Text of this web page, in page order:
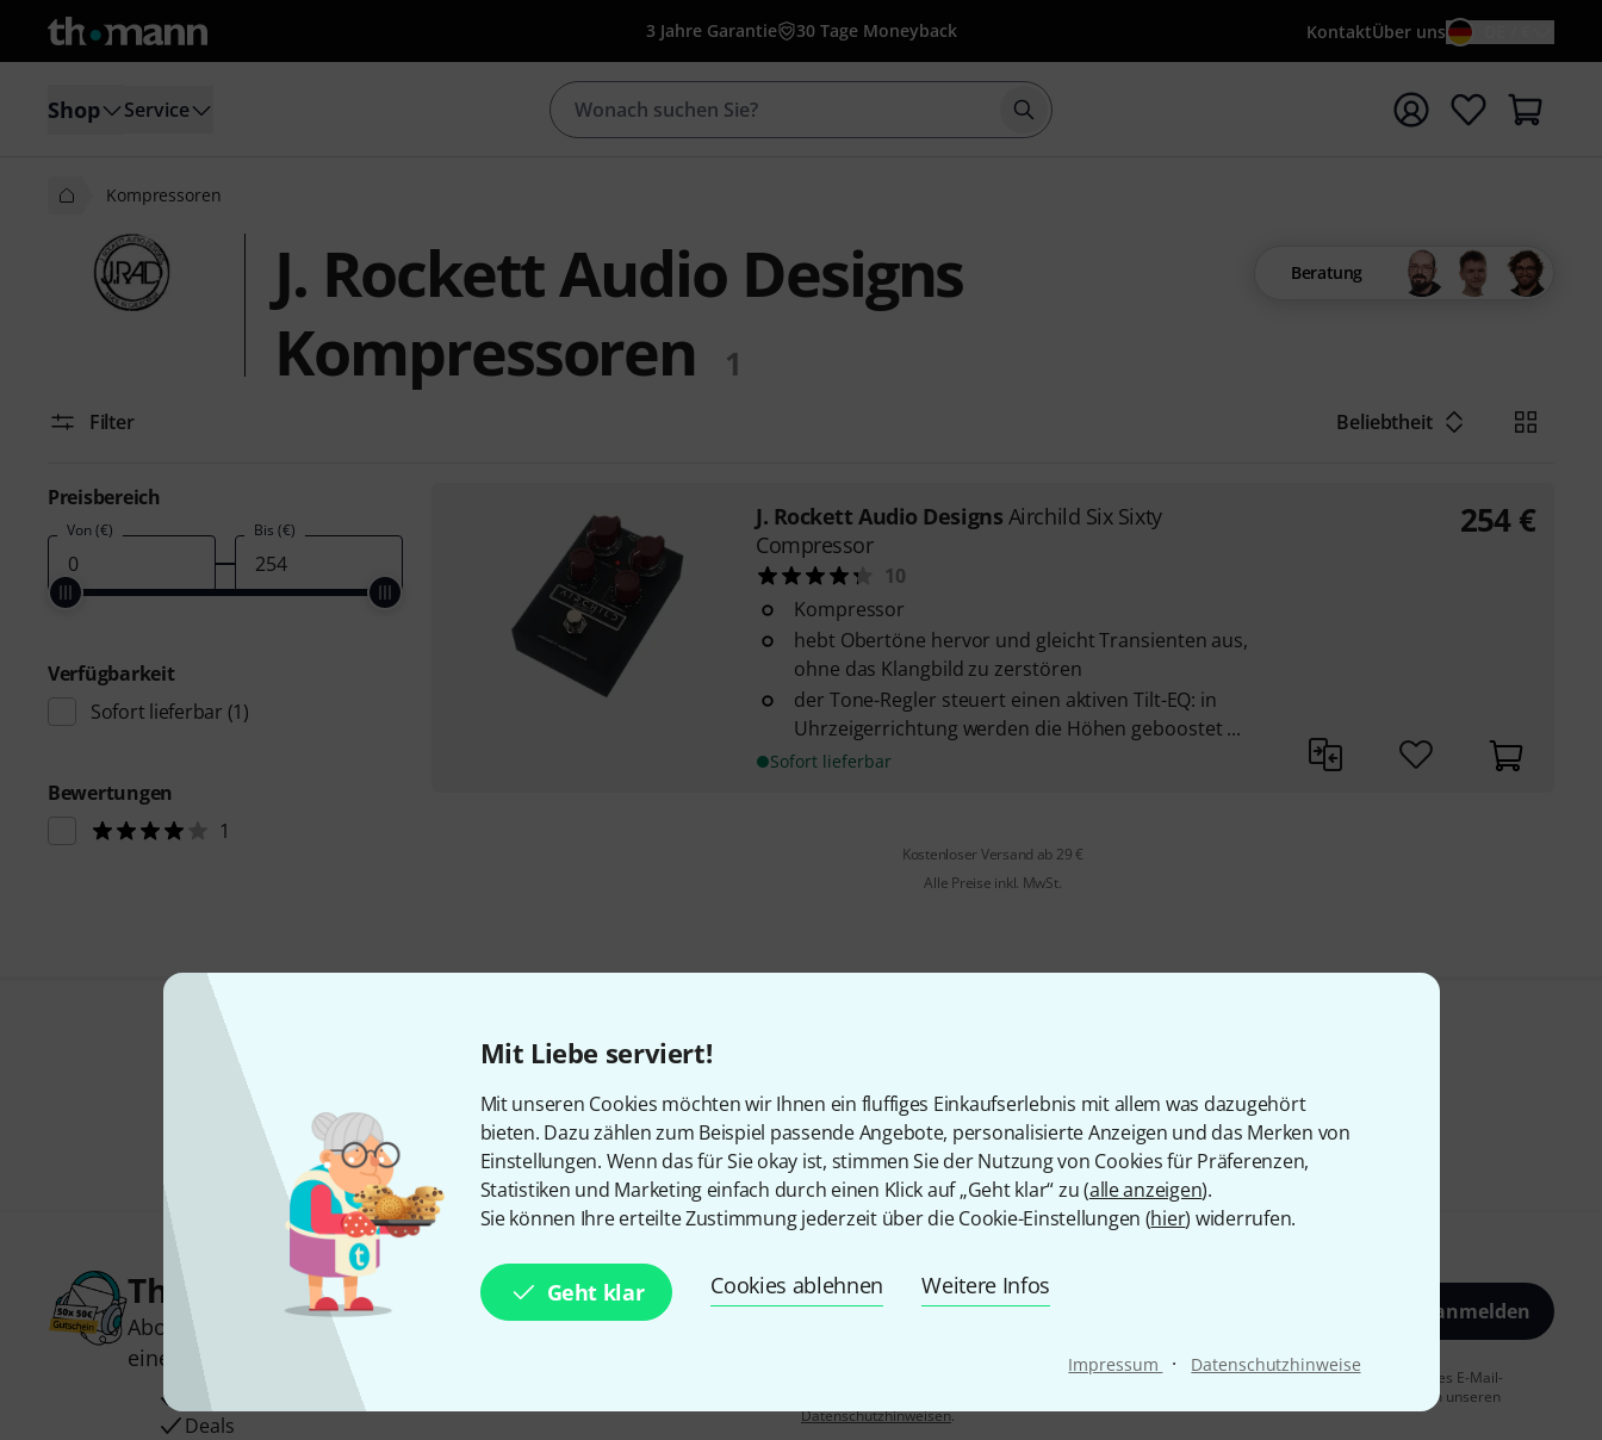
Mit Liebe serviert!
Mit unseren Cookies möchten wir Ihnen ein fluffiges Einkaufserlebnis mit allem was dazugehört
bieten. Dazu zählen zum Beispiel passende Angebote, personalisierte Anzeigen und das Merken von
Einstellungen. Wenn das für Sie okay ist, stimmen Sie der Nutzung von Cookies für Präferenzen,
Statistiken und Marketing einfach durch einen Klick auf „Geht klar“ zu (alle anzeigen).
Sie können Ihre erteilte Zustimmung jederzeit über die Cookie-Einstellungen (hier) widerrufen.
Geht klar Cookies ablehnen Weitere Infos
Impressum · Datenschutzhinweise
3 Jahre Garantie 30 Tage Moneyback KontaktÜber uns
Shop Service Suche mit Suchwort {searchTerm} starten
Kompressoren
J. Rockett Audio Designs
Kompressoren
1
Beratung
Filter Beliebtheit
Preisbereich
Von (€) Bis (€)
Verfügbarkeit
Sofort lieferbar (1)
Bewertungen
1
J. Rockett Audio Designs Airchild Six Sixty
Compressor
10
Kompressor
hebt Obertöne hervor und gleicht Transienten aus,
ohne das Klangbild zu zerstören
der Tone-Regler steuert einen aktiven Tilt-EQ: in
Uhrzeigerrichtung werden die Höhen geboostet ...
Sofort lieferbar
254 €
Kostenloser Versand ab 29 €
Alle Preise inkl. MwSt.
Gefällt Ihnen, was Sie sehen?
Teilen Hilfe & Feedback
Thomann Newsletter
Abonniere den Thomann Newsletter und gewinne mit etwas Glück
einen von
50 Gutscheinen
Inspirierende Beiträge
Deals
E-Mail-Adresse* Jetzt anmelden
Mit Klick auf „Jetzt anmelden“ stimmen Sie dem Erhalt von E-Mail-Werbung und einer Messung des E-Mail-
Nutzungsverhaltens zu. Die Abmeldung ist jederzeit möglich. Weitere Informationen finden Sie in unseren
Datenschutzhinweisen.